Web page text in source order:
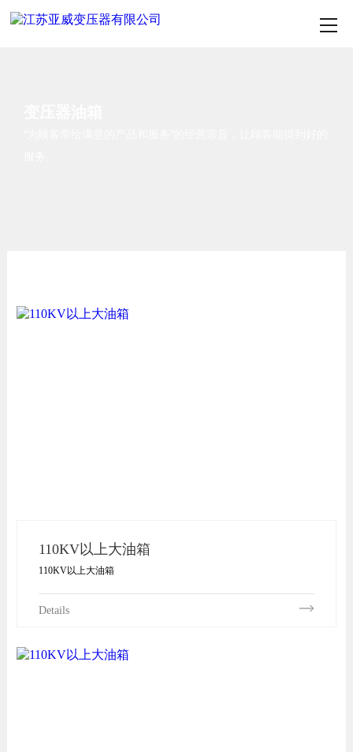
110KV以上大油箱
110KV以上大油箱
Details